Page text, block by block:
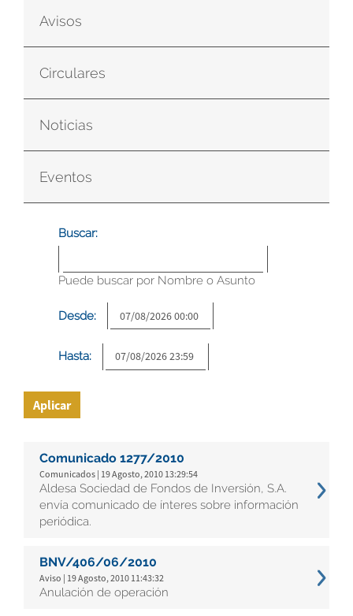
Avisos
Circulares
Noticias
Eventos
Buscar:
Puede buscar por Nombre o Asunto
Desde:
Hasta:
Aplicar
Comunicado 1277/2010
Comunicados | 19 Agosto, 2010 13:29:54
Aldesa Sociedad de Fondos de Inversión, S.A.
envía comunicado de ínteres sobre información
periódica.
BNV/406/06/2010
Aviso | 19 Agosto, 2010 11:43:32
Anulación de operación